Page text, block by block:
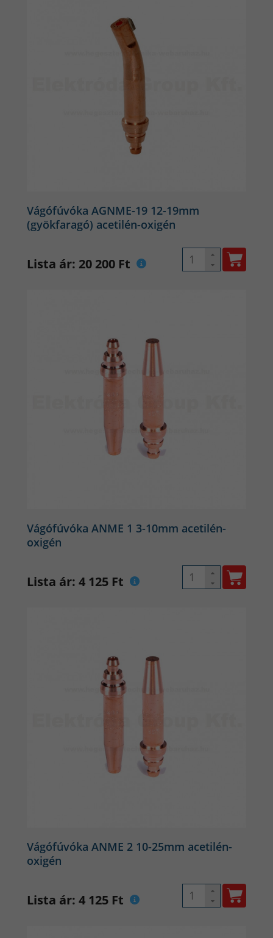
Vágófúvóka AGNME-19 12-19mm
(gyökfaragó) acetilén-oxigén
Lista ár: 20 200 Ft
Vágófúvóka ANME 1 3-10mm acetilén-
oxigén
Lista ár: 4 125 Ft
Vágófúvóka ANME 2 10-25mm acetilén-
oxigén
Lista ár: 4 125 Ft